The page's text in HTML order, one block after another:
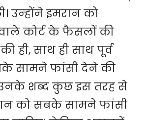
उन्‍होंने इमरान को
कोर्ट के फैसलों की
ही, साथ ही साथ पूर्व
सामने फांसी देने की
उनके शब्‍द कुछ इस तरह से
को सबके सामने फांसी